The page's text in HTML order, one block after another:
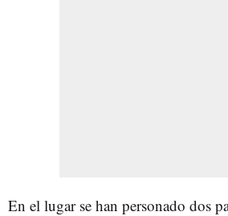
En el lugar se han personado dos